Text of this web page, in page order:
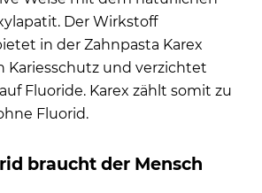
Der Wirkstoff
in der Zahnpasta Karex
Kariesschutz und verzichtet
Fluoride. Karex zählt somit zu
Fluorid.
braucht der Mensch